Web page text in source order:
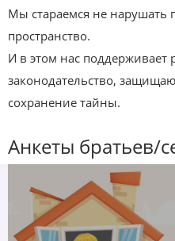
Мы стараемся не нарушать
пространство.
И в этом нас поддерживает
законодательство,
сохранение тайны.
Анкеты братьев/